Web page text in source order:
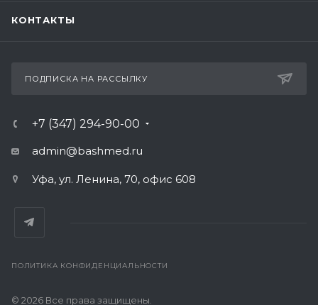
КОНТАКТЫ
ПОДПИСКА НА РАССЫЛКУ
+7 (347) 294-90-00
admin@bashmed.ru
Уфа, ул. Ленина, 70, офис 608
ПОЛИТИКА КОНФИДЕНЦИАЛЬНОСТИ
© 2026 Все права защищены.